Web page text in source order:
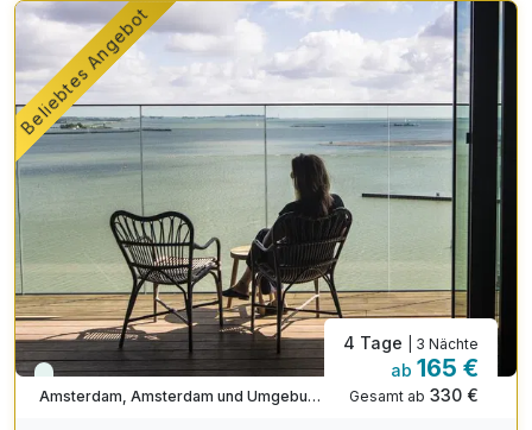
Beliebtes Angebot
Viele Termine frei
Amsterdam, Amsterdam und Umgebung
4 Tage | 3 Nächte
ab 165 €
Gesamt ab 330 €